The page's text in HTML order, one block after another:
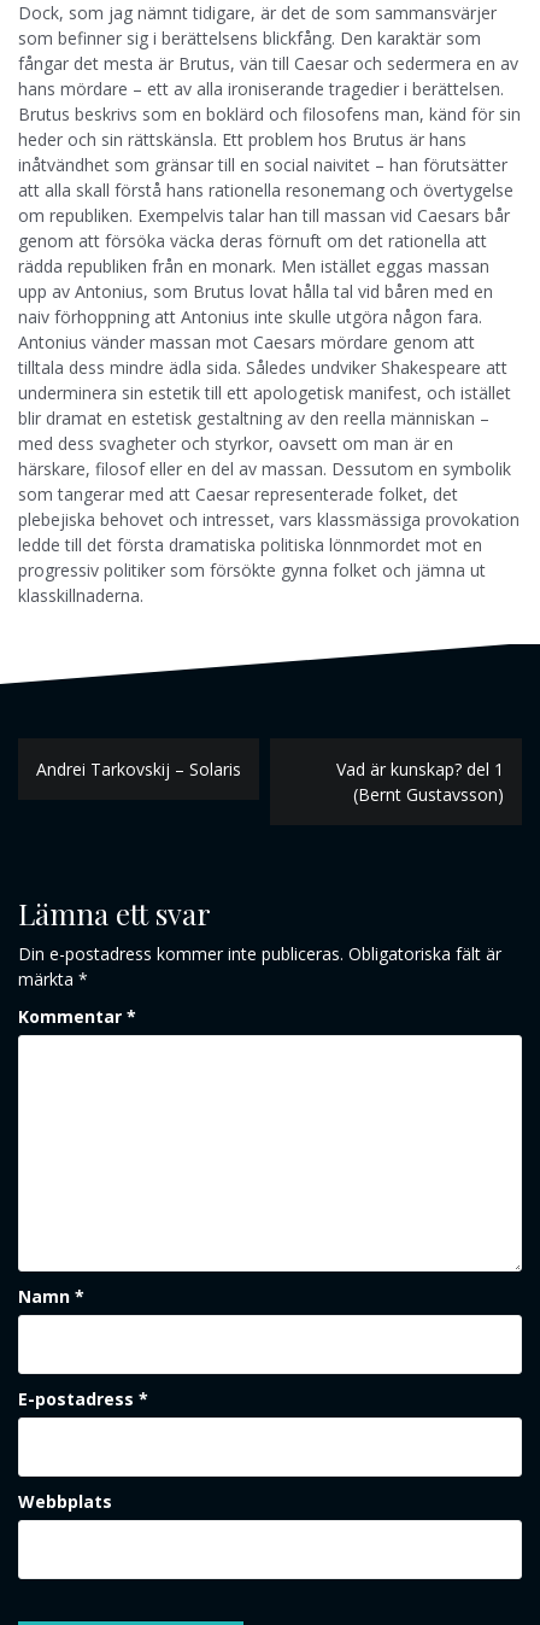
Dock, som jag nämnt tidigare, är det de som sammansvärjer
som befinner sig i berättelsens blickfång. Den karaktär som
fångar det mesta är Brutus, vän till Caesar och sedermera en av
hans mördare – ett av alla ironiserande tragedier i berättelsen.
Brutus beskrivs som en boklärd och filosofens man, känd för sin
heder och sin rättskänsla. Ett problem hos Brutus är hans
inåtvändhet som gränsar till en social naivitet – han förutsätter
att alla skall förstå hans rationella resonemang och övertygelse
om republiken. Exempelvis talar han till massan vid Caesars bår
genom att försöka väcka deras förnuft om det rationella att
rädda republiken från en monark. Men istället eggas massan
upp av Antonius, som Brutus lovat hålla tal vid båren med en
naiv förhoppning att Antonius inte skulle utgöra någon fara.
Antonius vänder massan mot Caesars mördare genom att
tilltala dess mindre ädla sida. Således undviker Shakespeare att
underminera sin estetik till ett apologetisk manifest, och istället
blir dramat en estetisk gestaltning av den reella människan –
med dess svagheter och styrkor, oavsett om man är en
härskare, filosof eller en del av massan. Dessutom en symbolik
som tangerar med att Caesar representerade folket, det
plebejiska behovet och intresset, vars klassmässiga provokation
ledde till det första dramatiska politiska lönnmordet mot en
progressiv politiker som försökte gynna folket och jämna ut
klasskillnaderna.
Inläggsnavigering
Andrei Tarkovskij – Solaris
Vad är kunskap? del 1
(Bernt Gustavsson)
Lämna ett svar
Din e-postadress kommer inte publiceras. Obligatoriska fält är
märkta *
Kommentar *
Namn *
E-postadress *
Webbplats